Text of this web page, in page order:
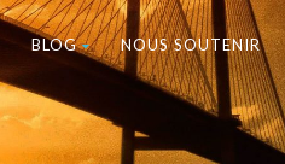
BLOG NOUS SOUTENIR